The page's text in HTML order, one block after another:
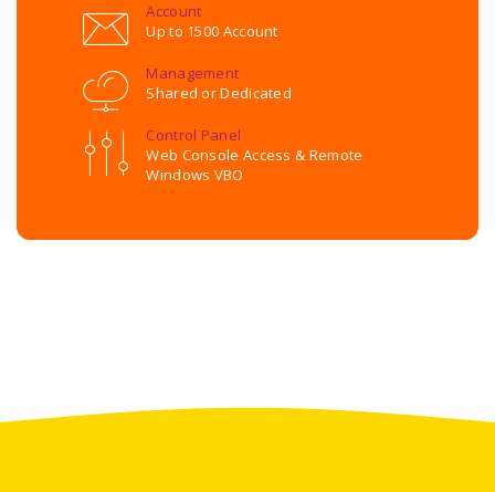
Account
Up to 1500 Account
Management
Shared or Dedicated
Control Panel
Web Console Access & Remote
Windows VBO